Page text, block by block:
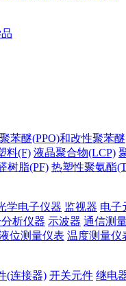
聚苯醚(PPO)和改性聚苯醚
料(F) 液晶聚合物(LCP)
树脂(PF) 热塑性聚氨酯
学电子仪器 监视器 电子
析仪器 示波器 通信测
位测量仪表 温度测量仪
(连接器) 开关元件 继电